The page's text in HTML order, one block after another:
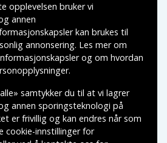
opplevelsen bruker vi
annen
kan brukes til
annonsering. Les mer om
og om hvordan
.
samtykker du til at vi lagrer
annen sporingsteknologi på
er frivillig og kan endres når som
cookie-innstillinger for